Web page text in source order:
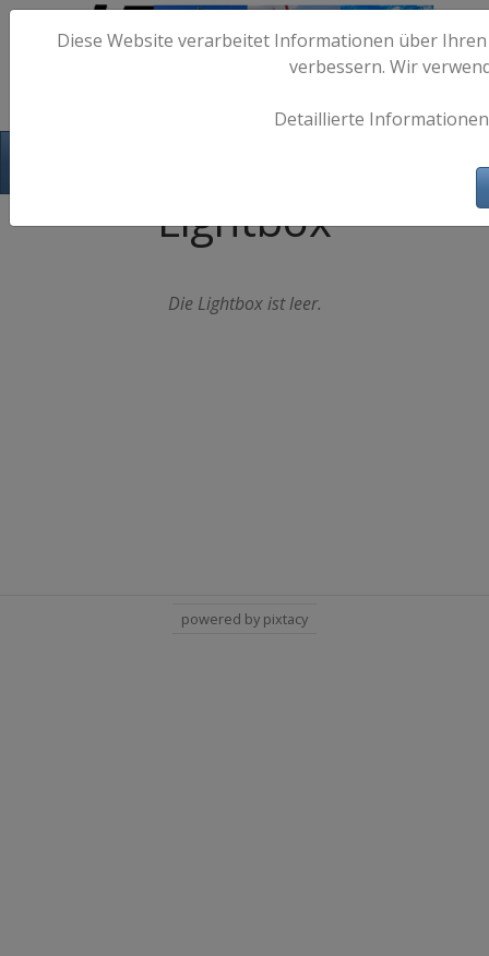
Lightbox
Die Lightbox ist leer.
Diese Website verarbeitet Informationen über
verbessern. Wir
Detaillierte
powered by pixtacy